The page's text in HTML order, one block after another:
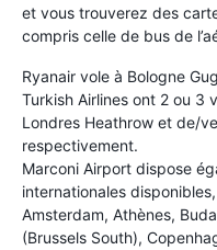
et vous trouverez des
compris celle de bus de
Ryanair vole à Bologne
Turkish Airlines ont 2 ou 3
Londres Heathrow et de/
respectivement.
Marconi Airport dispose
internationales
Amsterdam, Athènes,
(Brussels South),